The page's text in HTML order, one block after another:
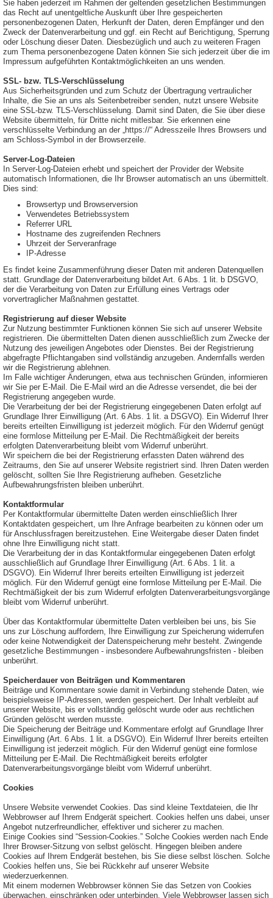
Sie haben jederzeit im Rahmen der geltenden gesetzlichen Bestimmungen
das Recht auf unentgeltliche Auskunft über Ihre gespeicherten
personenbezogenen Daten, Herkunft der Daten, deren Empfänger und den
Zweck der Datenverarbeitung und ggf. ein Recht auf Berichtigung, Sperrung
oder Löschung dieser Daten. Diesbezüglich und auch zu weiteren Fragen
zum Thema personenbezogene Daten können Sie sich jederzeit über die im
Impressum aufgeführten Kontaktmöglichkeiten an uns wenden.
SSL- bzw. TLS-Verschlüsselung
Aus Sicherheitsgründen und zum Schutz der Übertragung vertraulicher
Inhalte, die Sie an uns als Seitenbetreiber senden, nutzt unsere Website
eine SSL-bzw. TLS-Verschlüsselung. Damit sind Daten, die Sie über diese
Website übermitteln, für Dritte nicht mitlesbar. Sie erkennen eine
verschlüsselte Verbindung an der „https://“ Adresszeile Ihres Browsers und
am Schloss-Symbol in der Browserzeile.
Server-Log-Dateien
In Server-Log-Dateien erhebt und speichert der Provider der Website
automatisch Informationen, die Ihr Browser automatisch an uns übermittelt.
Dies sind:
Browsertyp und Browserversion
Verwendetes Betriebssystem
Referrer URL
Hostname des zugreifenden Rechners
Uhrzeit der Serveranfrage
IP-Adresse
Es findet keine Zusammenführung dieser Daten mit anderen Datenquellen
statt. Grundlage der Datenverarbeitung bildet Art. 6 Abs. 1 lit. b DSGVO,
der die Verarbeitung von Daten zur Erfüllung eines Vertrags oder
vorvertraglicher Maßnahmen gestattet.
Registrierung auf dieser Website
Zur Nutzung bestimmter Funktionen können Sie sich auf unserer Website
registrieren. Die übermittelten Daten dienen ausschließlich zum Zwecke der
Nutzung des jeweiligen Angebotes oder Dienstes. Bei der Registrierung
abgefragte Pflichtangaben sind vollständig anzugeben. Andernfalls werden
wir die Registrierung ablehnen.
Im Falle wichtiger Änderungen, etwa aus technischen Gründen, informieren
wir Sie per E-Mail. Die E-Mail wird an die Adresse versendet, die bei der
Registrierung angegeben wurde.
Die Verarbeitung der bei der Registrierung eingegebenen Daten erfolgt auf
Grundlage Ihrer Einwilligung (Art. 6 Abs. 1 lit. a DSGVO). Ein Widerruf Ihrer
bereits erteilten Einwilligung ist jederzeit möglich. Für den Widerruf genügt
eine formlose Mitteilung per E-Mail. Die Rechtmäßigkeit der bereits
erfolgten Datenverarbeitung bleibt vom Widerruf unberührt.
Wir speichern die bei der Registrierung erfassten Daten während des
Zeitraums, den Sie auf unserer Website registriert sind. Ihren Daten werden
gelöscht, sollten Sie Ihre Registrierung aufheben. Gesetzliche
Aufbewahrungsfristen bleiben unberührt.
Kontaktformular
Per Kontaktformular übermittelte Daten werden einschließlich Ihrer
Kontaktdaten gespeichert, um Ihre Anfrage bearbeiten zu können oder um
für Anschlussfragen bereitzustehen. Eine Weitergabe dieser Daten findet
ohne Ihre Einwilligung nicht statt.
Die Verarbeitung der in das Kontaktformular eingegebenen Daten erfolgt
ausschließlich auf Grundlage Ihrer Einwilligung (Art. 6 Abs. 1 lit. a
DSGVO). Ein Widerruf Ihrer bereits erteilten Einwilligung ist jederzeit
möglich. Für den Widerruf genügt eine formlose Mitteilung per E-Mail. Die
Rechtmäßigkeit der bis zum Widerruf erfolgten Datenverarbeitungsvorgänge
bleibt vom Widerruf unberührt.
Über das Kontaktformular übermittelte Daten verbleiben bei uns, bis Sie
uns zur Löschung auffordern, Ihre Einwilligung zur Speicherung widerrufen
oder keine Notwendigkeit der Datenspeicherung mehr besteht. Zwingende
gesetzliche Bestimmungen - insbesondere Aufbewahrungsfristen - bleiben
unberührt.
Speicherdauer von Beiträgen und Kommentaren
Beiträge und Kommentare sowie damit in Verbindung stehende Daten, wie
beispielsweise IP-Adressen, werden gespeichert. Der Inhalt verbleibt auf
unserer Website, bis er vollständig gelöscht wurde oder aus rechtlichen
Gründen gelöscht werden musste.
Die Speicherung der Beiträge und Kommentare erfolgt auf Grundlage Ihrer
Einwilligung (Art. 6 Abs. 1 lit. a DSGVO). Ein Widerruf Ihrer bereits erteilten
Einwilligung ist jederzeit möglich. Für den Widerruf genügt eine formlose
Mitteilung per E-Mail. Die Rechtmäßigkeit bereits erfolgter
Datenverarbeitungsvorgänge bleibt vom Widerruf unberührt.
Cookies
Unsere Website verwendet Cookies. Das sind kleine Textdateien, die Ihr
Webbrowser auf Ihrem Endgerät speichert. Cookies helfen uns dabei, unser
Angebot nutzerfreundlicher, effektiver und sicherer zu machen.
Einige Cookies sind “Session-Cookies.” Solche Cookies werden nach Ende
Ihrer Browser-Sitzung von selbst gelöscht. Hingegen bleiben andere
Cookies auf Ihrem Endgerät bestehen, bis Sie diese selbst löschen. Solche
Cookies helfen uns, Sie bei Rückkehr auf unserer Website
wiederzuerkennen.
Mit einem modernen Webbrowser können Sie das Setzen von Cookies
überwachen, einschränken oder unterbinden. Viele Webbrowser lassen sich